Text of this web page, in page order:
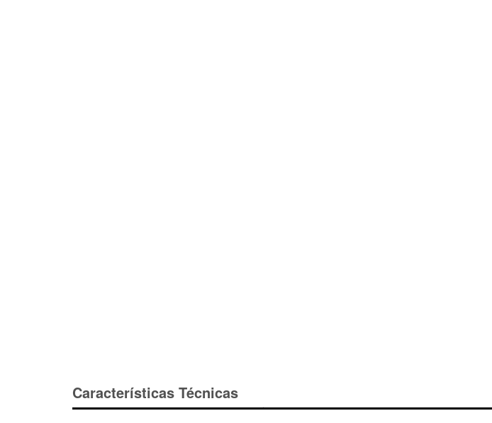
Características Técnicas